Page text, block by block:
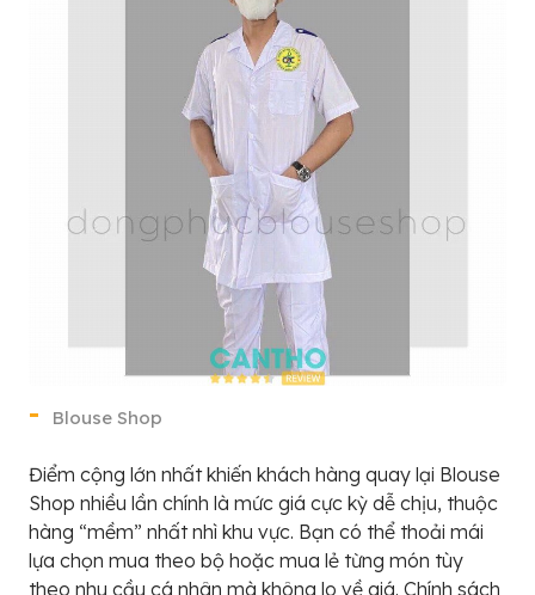
Blouse Shop
Điểm cộng lớn nhất khiến khách hàng quay lại Blouse
Shop nhiều lần chính là mức giá cực kỳ dễ chịu, thuộc
hàng “mềm” nhất nhì khu vực. Bạn có thể thoải mái
lựa chọn mua theo bộ hoặc mua lẻ từng món tùy
theo nhu cầu cá nhân mà không lo về giá. Chính sách